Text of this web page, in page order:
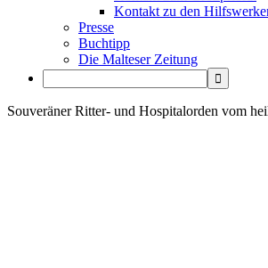
Kontakt zu den
Presse
Buchtipp
Die Malteser Zeitung
Souveräner Ritter- und Hospitalorden vom